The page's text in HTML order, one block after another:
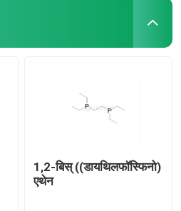
1,2-बिस् ((डायथिलफॉस्फिनो)
एथेन